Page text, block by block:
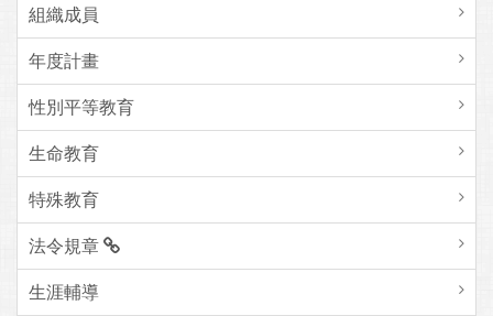
組織成員
年度計畫
性別平等教育
生命教育
特殊教育
法令規章
生涯輔導